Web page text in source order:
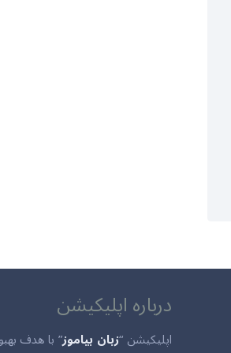
درباره اپلیکیشن
اپلیکیشن “زبان بیاموز” با هدف